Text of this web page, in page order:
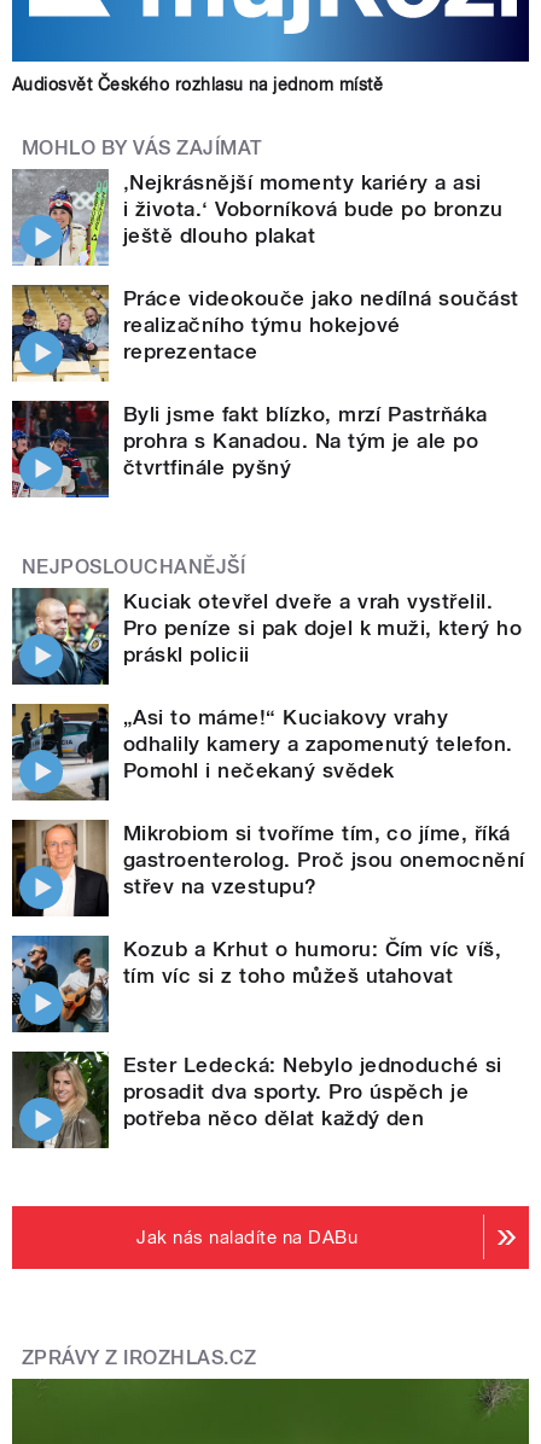
Audiosvět Českého rozhlasu na jednom místě
MOHLO BY VÁS ZAJÍMAT
‚Nejkrásnější momenty kariéry a asi
i života.‘ Voborníková bude po bronzu
ještě dlouho plakat
Práce videokouče jako nedílná součást
realizačního týmu hokejové
reprezentace
Byli jsme fakt blízko, mrzí Pastrňáka
prohra s Kanadou. Na tým je ale po
čtvrtfinále pyšný
NEJPOSLOUCHANĚJŠÍ
Kuciak otevřel dveře a vrah vystřelil.
Pro peníze si pak dojel k muži, který ho
práskl policii
„Asi to máme!“ Kuciakovy vrahy
odhalily kamery a zapomenutý telefon.
Pomohl i nečekaný svědek
Mikrobiom si tvoříme tím, co jíme, říká
gastroenterolog. Proč jsou onemocnění
střev na vzestupu?
Kozub a Krhut o humoru: Čím víc víš,
tím víc si z toho můžeš utahovat
Ester Ledecká: Nebylo jednoduché si
prosadit dva sporty. Pro úspěch je
potřeba něco dělat každý den
Jak nás naladíte na DABu
ZPRÁVY Z IROZHLAS.CZ